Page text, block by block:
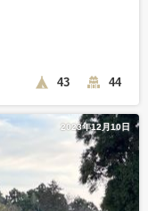
43 44
2023年12月10日